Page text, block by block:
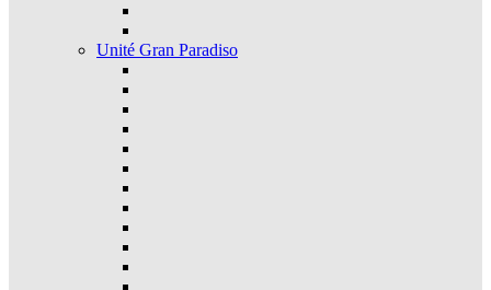
Unité Gran Paradiso